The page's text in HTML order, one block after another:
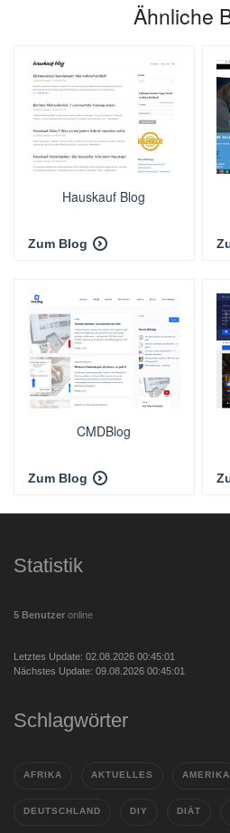
Ähnliche
Hauskauf Blog
Zum Blog
CMDBlog
Zum Blog
Statistik
5 Benutzer online
Letztes Update: 02.08.2026 00:45:01
Nächstes Update: 09.08.2026 00:45:01
Schlagwörter
AFRIKA AKTUELLES AMERIKA
DEUTSCHLAND DIY DIÄT